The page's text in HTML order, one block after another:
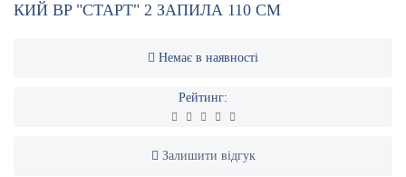
КИЙ BP "СТАРТ" 2 ЗАПИЛА 110 СМ
Немає в наявності
Рейтинг:
Залишити відгук